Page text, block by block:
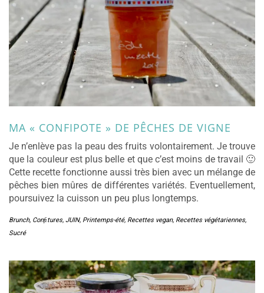
MA « CONFIPOTE » DE PÊCHES DE VIGNE
Je n’enlève pas la peau des fruits volontairement. Je trouve
que la couleur est plus belle et que c’est moins de travail 🙂
Cette recette fonctionne aussi très bien avec un mélange de
pêches bien mûres de différentes variétés. Eventuellement,
poursuivez la cuisson un peu plus longtemps.
Brunch, Conﬁtures, JUIN, Printemps-été, Recettes vegan, Recettes végétariennes,
Sucré